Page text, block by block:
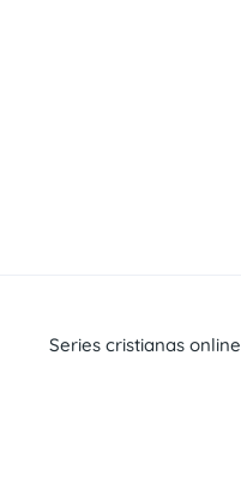
Series cristianas online